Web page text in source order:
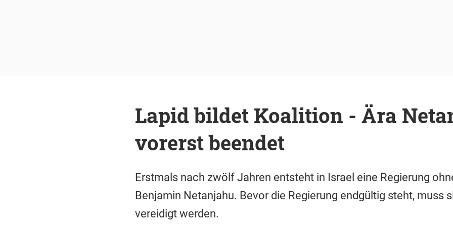
Lapid bildet Koalition - Ära
vorerst beendet
Erstmals nach zwölf Jahren entsteht in Israel eine Regierung
Benjamin Netanjahu. Bevor die Regierung endgültig steht, muss
vereidigt werden.